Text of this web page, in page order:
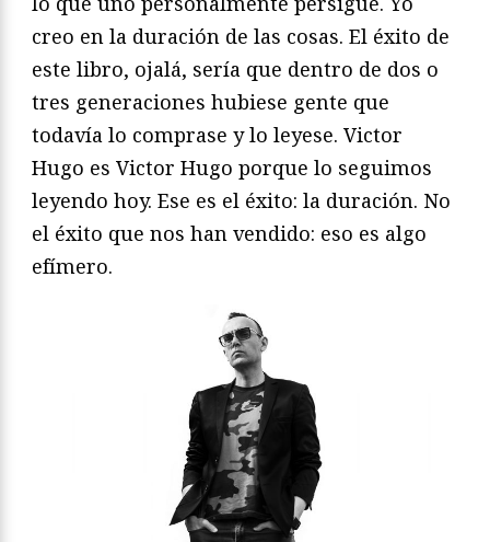
creo en la duración de las cosas. El éxito de
este libro, ojalá, sería que dentro de dos o
tres generaciones hubiese gente que
todavía lo comprase y lo leyese. Victor
Hugo es Victor Hugo porque lo seguimos
leyendo hoy. Ese es el éxito: la duración. No
el éxito que nos han vendido: eso es algo
efímero.